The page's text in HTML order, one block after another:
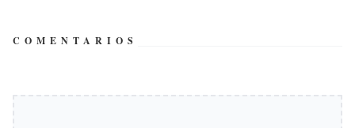
COMENTARIOS